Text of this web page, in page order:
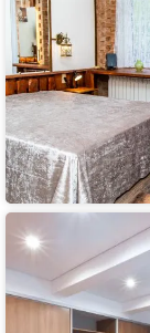
Отель
Фурор